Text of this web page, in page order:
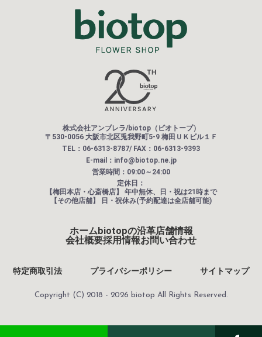
株式会社アンブレラ/biotop（ビオトープ）
〒530-0056 大阪市北区兎我野町5-9 梅田ＵＫビル１Ｆ
TEL：06-6313-8787/ FAX：06-6313-9393
E-mail：info@biotop.ne.jp
営業時間：09:00～24:00
定休日：
【梅田本店・心斎橋店】 年中無休、日・祝は21時まで
【その他店舗】
日・祝休み(予約配達は全店舗可能)
ホームbiotopの沿革店舗情報
会社概要採用情報お問い合わせ
特定商取引法 プライバシーポリシー サイトマップ
Copyright (C) 2018 - 2026 biotop All Rights Reserved.